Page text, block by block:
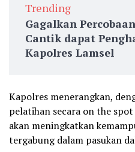
Trending
Gagalkan
Cantik dapat
Kapolres Lamsel
Kapolres menerangkan,
pelatihan secara on the
akan meningkatkan
tergabung dalam pasukan